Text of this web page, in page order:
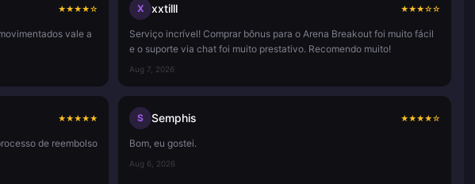
★★★★☆
vale a
X xxtilll ★★★☆☆
Serviço incrível! Comprar bônus para o Arena Breakout foi muito fácil
e o suporte via chat foi muito prestativo. Recomendo muito!
Aug 7, 2026
★★★★★
de reembolso
S Semphis ★★★★☆
Bom, eu gostei.
Aug 6, 2026